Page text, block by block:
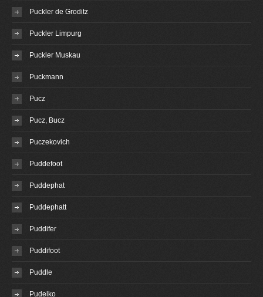
Puckler de Groditz
Puckler Limpurg
Puckler Muskau
Puckmann
Pucz
Pucz, Bucz
Puczekovich
Puddefoot
Puddephat
Puddephatt
Puddifer
Puddifoot
Puddle
Pudelko